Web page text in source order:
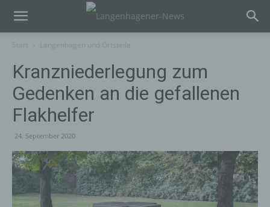
Kranzniederlegung zum
Gedenken an die gefallenen
Flakhelfer
24. September 2020